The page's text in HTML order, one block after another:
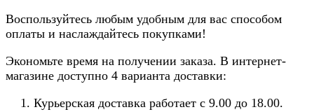
Воспользуйтесь любым удобным для вас способом
оплаты и наслаждайтесь покупками!
Экономьте время на получении заказа. В интернет-
магазине доступно 4 варианта доставки:
Курьерская доставка работает с 9.00 до 18.00.